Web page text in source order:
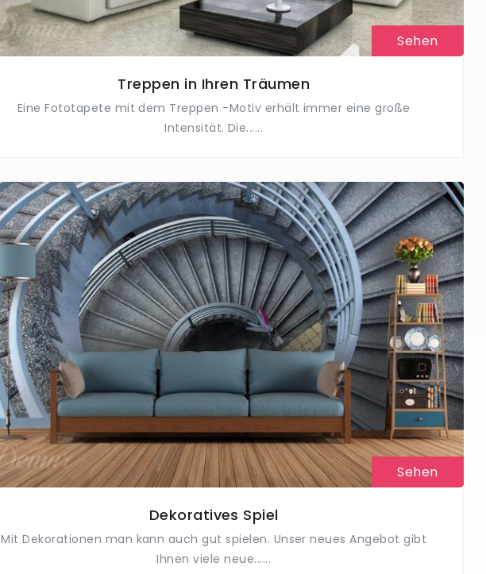
Sehen
Treppen in Ihren Träumen
Eine Fototapete mit dem Treppen -Motiv erhält immer eine große
Intensität. Die......
Sehen
Dekoratives Spiel
Mit Dekorationen man kann auch gut spielen. Unser neues Angebot gibt
Ihnen viele neue......